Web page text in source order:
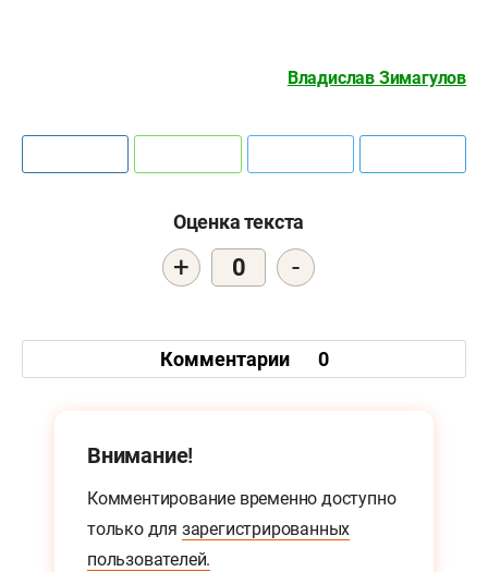
Владислав Зимагулов
Оценка текста
+ 0 -
Комментарии 0
Внимание!
Комментирование временно доступно
только для зарегистрированных
пользователей.